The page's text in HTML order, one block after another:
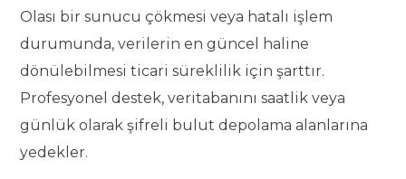
Olası bir sunucu çökmesi veya hatalı işlem
durumunda, verilerin en güncel haline
dönülebilmesi ticari süreklilik için şarttır.
Profesyonel destek, veritabanını saatlik veya
günlük olarak şifreli bulut depolama alanlarına
yedekler.